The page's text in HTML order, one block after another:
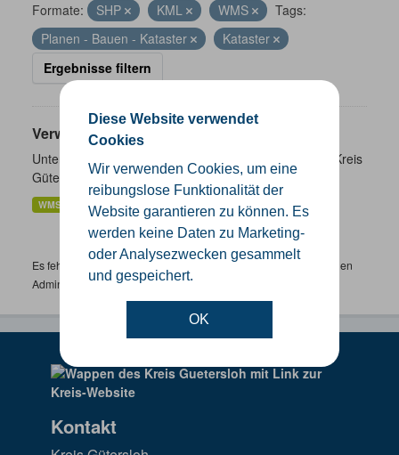
Diese Website verwendet
Cookies
Wir verwenden Cookies, um eine
reibungslose Funktionalität der
Website garantieren zu können. Es
werden keine Daten zu Marketing-
oder Analysezwecken gesammelt
und gespeichert.
OK
Formate: SHP KML WMS
Tags:
Planen - Bauen - Kataster
Kataster
Ergebnisse filtern
Verwaltungsgrenzen
Unterschiedliche Ebenen der Verwaltungsgrenzen im Kreis
Gütersloh
WMS SHP GeoJSON KML
Es fehlen spezifische Datensätze? Wenden Sie sich bitte an einen
Administrator unter:support.gis@kreis-guetersloh.de
Kontakt